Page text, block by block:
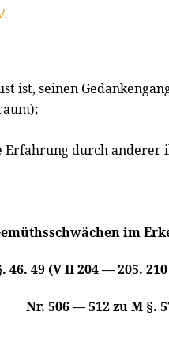
ist, seinen
Erfahrung durch anderer
im
46. 49 (V II 204 — 205.
Nr. 506 — 512 zu M §.